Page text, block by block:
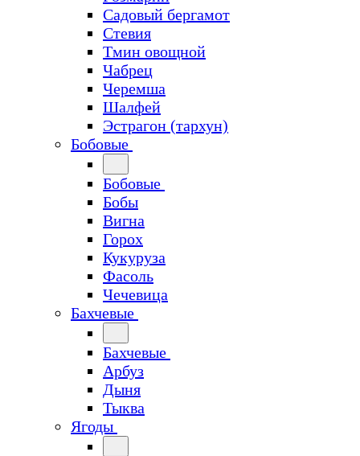
Садовый бергамот
Стевия
Тмин овощной
Чабрец
Черемша
Шалфей
Эстрагон (тархун)
Бобовые
Бобовые
Бобы
Вигна
Горох
Кукуруза
Фасоль
Чечевица
Бахчевые
Бахчевые
Арбуз
Дыня
Тыква
Ягоды